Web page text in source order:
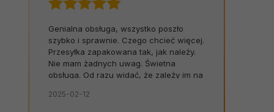
Genialna obsługa, wszystko poszło
szybko i sprawnie. Czego chcieć więcej.
Przesyłka zapakowana tak, jak należy.
Nie mam żadnych uwag. Świetna
obsługa. Od razu widać, że zależy im na
czas, bez zbędnych nerwów. Sklep bez
2025-02-12